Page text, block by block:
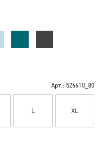
Арт.: 526610_80
L XL